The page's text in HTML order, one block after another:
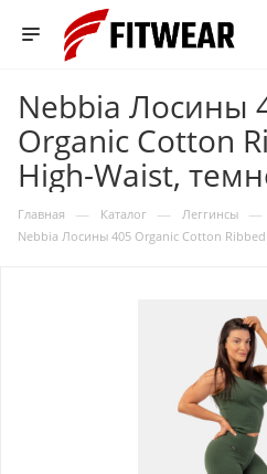
Nebbia Лосины
Organic Cotton
High-Waist,
Главная — Каталог — Леггинсы —
Nebbia Лосины 405 Organic Cotton